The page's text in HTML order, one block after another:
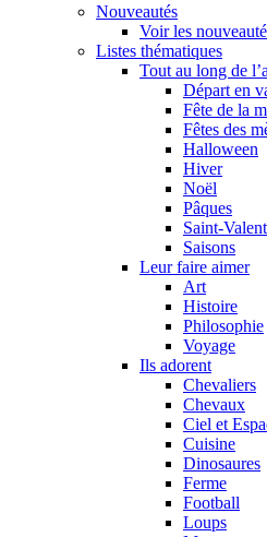
Nouveautés
Voir les
Listes thématiques
Tout au long de
Départ en
Fête de la
Fêtes des
Halloween
Hiver
Noël
Pâques
Saint-
Saisons
Leur faire aimer
Art
Histoire
Philosophie
Voyage
Ils adorent
Chevaliers
Chevaux
Ciel et
Cuisine
Dinosaures
Ferme
Football
Loups